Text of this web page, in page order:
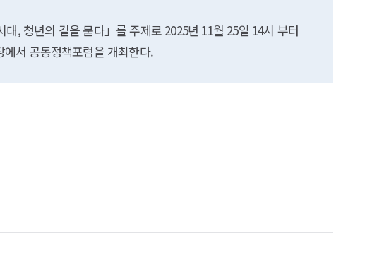
, 청년의 길을 묻다」를 주제로 2025년 11월 25일 14시 부터
서 공동정책포럼을 개최한다.